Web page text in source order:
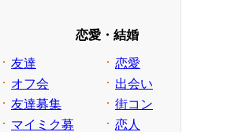
友達
オフ会
友達募集
マイミク募
恋愛・結婚
恋愛
出会い
街コン
恋人